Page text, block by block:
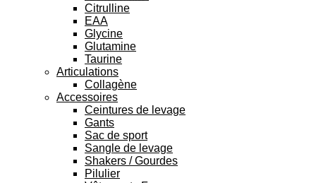
Citrulline
EAA
Glycine
Glutamine
Taurine
Articulations
Collagène
Accessoires
Ceintures de levage
Gants
Sac de sport
Sangle de levage
Shakers / Gourdes
Pilulier